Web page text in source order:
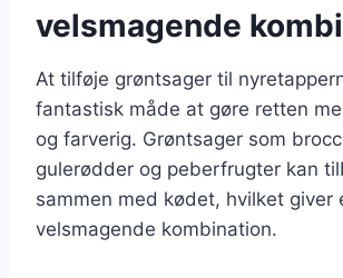
velsmagende
At tilføje grøntsager til
fantastisk måde at gøre retten
og farverig. Grøntsager som
gulerødder og peberfrugter kan
sammen med kødet, hvilket giver
velsmagende kombination.